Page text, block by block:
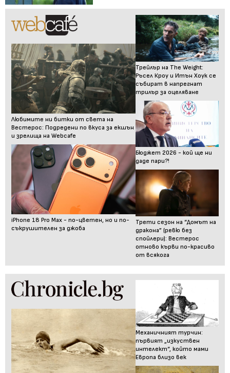
Любимите ни битки от света на
Вестерос: Подредени по вкуса за екшън
и зрелища на Webcafe
iPhone 18 Pro Max - по-цветен, но и по-
съкрушителен за джоба
Трейлър на The Weight:
Ръсел Кроу и Итън Хоук се
събират в напрегнат
трилър за оцеляване
Бюджет 2026 - кой ще ни
даде пари?!
Трети сезон на “Домът на
дракона” (ревю без
спойлери): Вестерос
отново кърви по-красиво
от всякога
Механичният турчин:
първият „изкуствен
интелект“, който мами
Европа близо век